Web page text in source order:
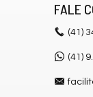
FALE
(41)
(41)